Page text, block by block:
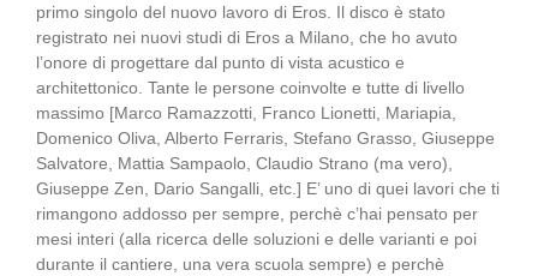
primo singolo del nuovo lavoro di Eros. Il disco è stato
registrato nei nuovi studi di Eros a Milano, che ho avuto
l’onore di progettare dal punto di vista acustico e
architettonico. Tante le persone coinvolte e tutte di livello
massimo [Marco Ramazzotti, Franco Lionetti, Mariapia,
Domenico Oliva, Alberto Ferraris, Stefano Grasso, Giuseppe
Salvatore, Mattia Sampaolo, Claudio Strano (ma vero),
Giuseppe Zen, Dario Sangalli, etc.] E’ uno di quei lavori che ti
rimangono addosso per sempre, perchè c’hai pensato per
mesi interi (alla ricerca delle soluzioni e delle varianti e poi
durante il cantiere, una vera scuola sempre) e perchè